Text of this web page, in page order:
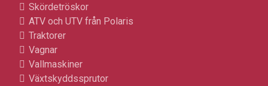
Skördetröskor
ATV och UTV från Polaris
Traktorer
Vagnar
Vallmaskiner
Växtskyddssprutor